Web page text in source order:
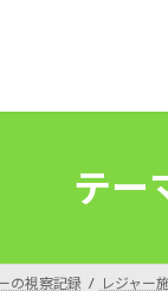
テー
の視察記録 レジャー